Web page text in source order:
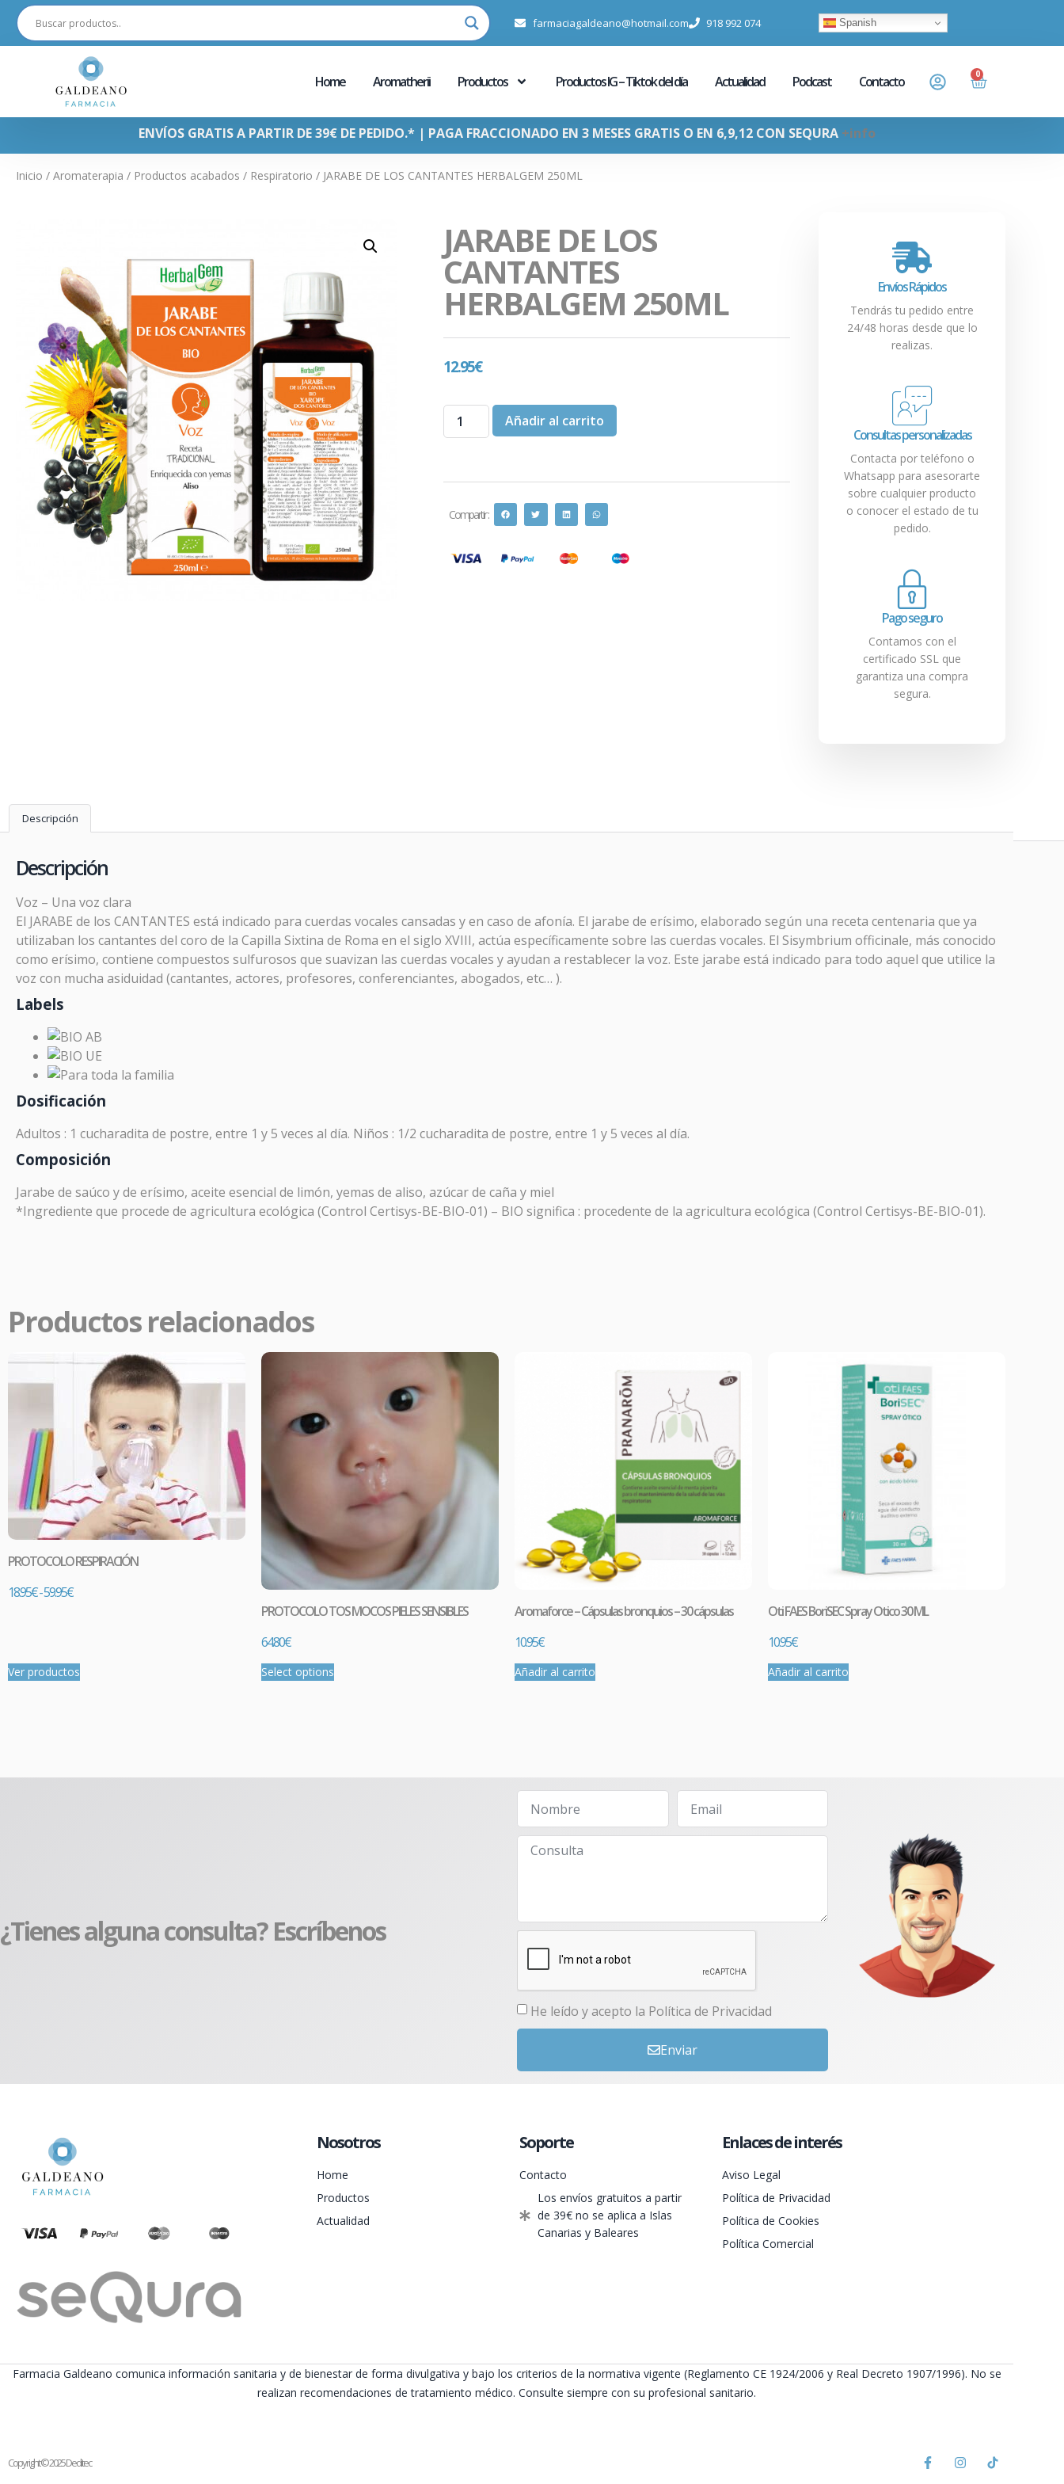
farmaciagaldeano@hotmail.com 918 992 074 Spanish
Home Aromatherii Productos Productos IG – Tiktok del día Actualidad Podcast Contacto 0
ENVÍOS GRATIS A PARTIR DE 39€ DE PEDIDO.* | PAGA FRACCIONADO EN 3 MESES GRATIS O EN 6,9,12 CON SEQURA +info
Inicio / Aromaterapia / Productos acabados / Respiratorio / JARABE DE LOS CANTANTES HERBALGEM 250ML
JARABE DE LOS
CANTANTES
HERBALGEM 250ML
12.95€
Añadir al carrito
Compartir :
Envíos Rápidos
Tendrás tu pedido entre
24/48 horas desde que lo
realizas.
Consultas personalizadas
Contacta por teléfono o
Whatsapp para asesorarte
sobre cualquier producto
o conocer el estado de tu
pedido.
Pago seguro
Contamos con el
certificado SSL que
garantiza una compra
segura.
Descripción
Descripción
Voz – Una voz clara
El JARABE de los CANTANTES está indicado para cuerdas vocales cansadas y en caso de afonía. El jarabe de erísimo, elaborado según una receta centenaria que ya
utilizaban los cantantes del coro de la Capilla Sixtina de Roma en el siglo XVIII, actúa específicamente sobre las cuerdas vocales. El Sisymbrium officinale, más conocido
como erísimo, contiene compuestos sulfurosos que suavizan las cuerdas vocales y ayudan a restablecer la voz. Este jarabe está indicado para todo aquel que utilice la
voz con mucha asiduidad (cantantes, actores, profesores, conferenciantes, abogados, etc… ).
Labels
Dosificación
Adultos : 1 cucharadita de postre, entre 1 y 5 veces al día. Niños : 1/2 cucharadita de postre, entre 1 y 5 veces al día.
Composición
Jarabe de saúco y de erísimo, aceite esencial de limón, yemas de aliso, azúcar de caña y miel
*Ingrediente que procede de agricultura ecológica (Control Certisys-BE-BIO-01) – BIO significa : procedente de la agricultura ecológica (Control Certisys-BE-BIO-01).
Productos relacionados
PROTOCOLO RESPIRACIÓN
18.95€-59.95€
Ver productos
PROTOCOLO TOS MOCOS PIELES SENSIBLES
64.80€
Select options
Aromaforce – Cápsulas bronquios – 30 cápsulas
10.95€
Añadir al carrito
Oti FAES BoriSEC Spray Otico 30 ML
10.95€
Añadir al carrito
¿Tienes alguna consulta? Escríbenos
He leído y acepto la Política de Privacidad
Enviar
Nosotros
Home
Productos
Actualidad
Soporte
Contacto
Los envíos gratuitos a partir
de 39€ no se aplica a Islas
Canarias y Baleares
Enlaces de interés
Aviso Legal
Política de Privacidad
Política de Cookies
Política Comercial
Farmacia Galdeano comunica información sanitaria y de bienestar de forma divulgativa y bajo los criterios de la normativa vigente (Reglamento CE 1924/2006 y Real Decreto 1907/1996). No se
realizan recomendaciones de tratamiento médico. Consulte siempre con su profesional sanitario.
Copyright © 2025 Deditec
PROTOCOLO RESACA
aliviar la sintomatología asociada a la resaca y a las comidas copiosas.
Comprar